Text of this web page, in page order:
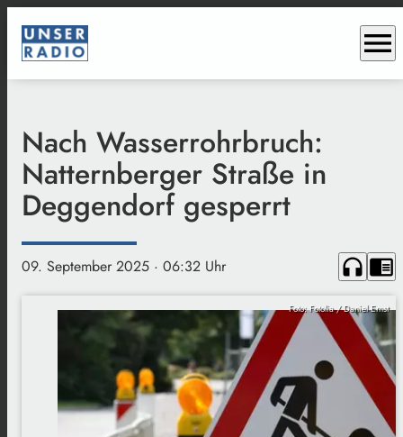
menu
Nach Wasserrohrbruch:
Natternberger Straße in
Deggendorf gesperrt
09. September 2025 · 06:32 Uhr headphones chrome_reader_mode
Foto: Fotolia / Daniel Ernst